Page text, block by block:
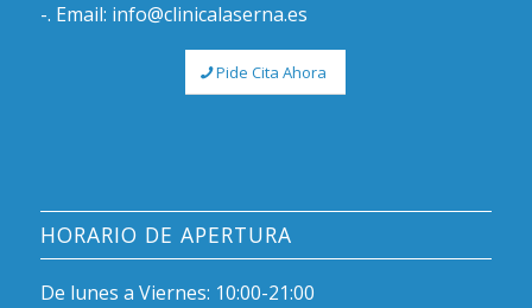
-. Email: info@clinicalaserna.es
Pide Cita Ahora
HORARIO DE APERTURA
De lunes a Viernes: 10:00-21:00